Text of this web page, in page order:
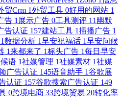
贸Crm 1外贸工具 0好用的网站 1
告 1 展示广告 0工具测评 11 幽默
告认证 157建站工具 1插播广告 1
1数据分析 1早安祝福话 1早安问候
1来都来了 1标头广告 1每日早安
语 1社媒管理 1社媒素材 1社媒
广告认证 145语音助手 1谷歌展
认证 157谷歌搜索广告认证 149
0跨境电商 33跨境贸易 20转化率